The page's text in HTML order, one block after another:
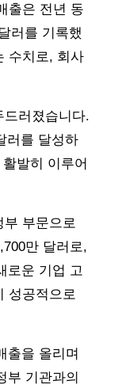
출은 전년 동
러를 기록했
수치로, 회사
러졌습니다.
러를 달성하
발히 이루어
부 부문으로
만 달러로,
로운 기업 고
성공적으로
출을 올리며
부 기관과의